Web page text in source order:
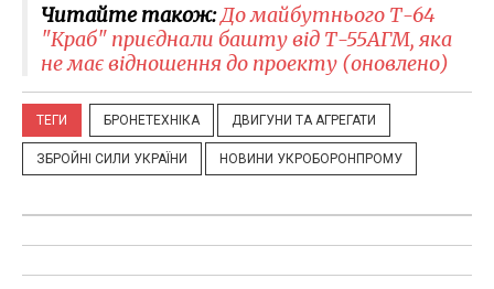
Читайте також:До майбутнього ​Т-64
"Краб" приєднали башту від Т-55АГМ, яка
не має відношення до проекту (оновлено)
ТЕГИ БРОНЕТЕХНІКА ДВИГУНИ ТА АГРЕГАТИ
ЗБРОЙНІ СИЛИ УКРАЇНИ НОВИНИ УКРОБОРОНПРОМУ